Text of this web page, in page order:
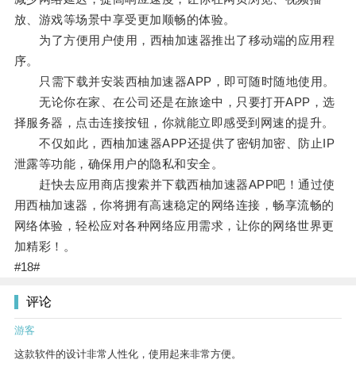
放、游戏等场景中享受更加顺畅的体验。
为了方便用户使用，西柚加速器推出了移动端的应用程
序。
只需下载并安装西柚加速器APP，即可随时随地使用。
无论你在家、在公司还是在旅途中，只要打开APP，选
择服务器，点击连接按钮，你就能立即感受到网速的提升。
不仅如此，西柚加速器APP还提供了密钥加密、防止IP
泄露等功能，确保用户的隐私和安全。
赶快去应用商店搜索并下载西柚加速器APP吧！通过使
用西柚加速器，你将拥有高速稳定的网络连接，畅享流畅的
网络体验，轻松应对各种网络应用需求，让你的网络世界更
加精彩！。
#18#
评论
游客
这款软件的设计非常人性化，使用起来非常方便。